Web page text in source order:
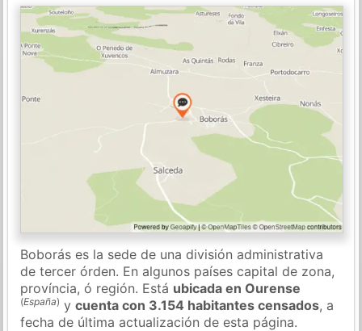
Boborás es la sede de una división administrativa
de tercer órden. En algunos países capital de zona,
província, ó región. Está ubicada en Ourense
(España) ycuenta con 3.154 habitantes censados, a
fecha de última actualización de esta página.